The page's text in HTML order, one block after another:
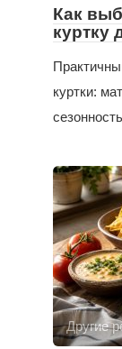
Как
куртку
куртки:
Другие